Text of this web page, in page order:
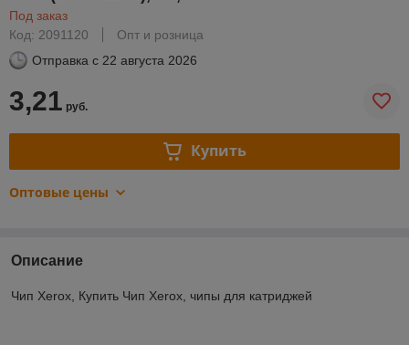
Под заказ
Код: 2091120
Опт и розница
Отправка с 22 августа 2026
3,21 руб.
Купить
Оптовые цены
Описание
Чип Xerox, Купить Чип Xerox, чипы для катриджей